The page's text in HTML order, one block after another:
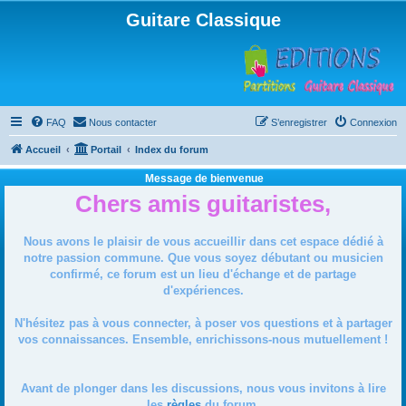
Guitare Classique
FAQ Nous contacter Connexion
S’enregistrer
Accueil Portail Index du forum
Message de bienvenue
Chers amis guitaristes,
Nous avons le plaisir de vous accueillir dans cet espace dédié à
notre passion commune. Que vous soyez débutant ou musicien
confirmé, ce forum est un lieu d'échange et de partage
d'expériences.
N'hésitez pas à vous connecter, à poser vos questions et à partager
vos connaissances. Ensemble, enrichissons-nous mutuellement !
Avant de plonger dans les discussions, nous vous invitons à lire